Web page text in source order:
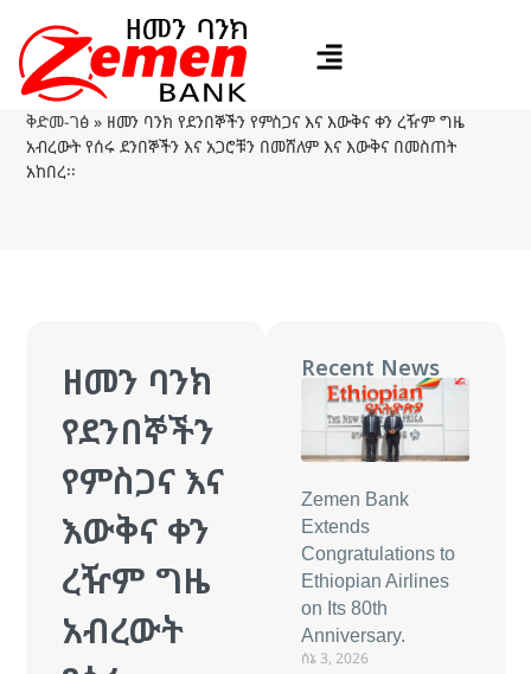
ቅድመ-ገፅ » ዘመን ባንክ የደንበኞችን የምስጋና እና እውቅና ቀን ረዥም ግዜ
አብረውት የሰሩ ደንበኞችን እና አጋሮቹን በመሸለም እና እውቅና በመስጠት
አከበረ፡፡
ዘመን ባንክ
የደንበኞችን
የምስጋና እና
እውቅና ቀን
ረዥም ግዜ
አብረውት
Recent News
Zemen Bank
Extends
Congratulations to
Ethiopian Airlines
on Its 80th
Anniversary.
ሰኔ 3, 2026